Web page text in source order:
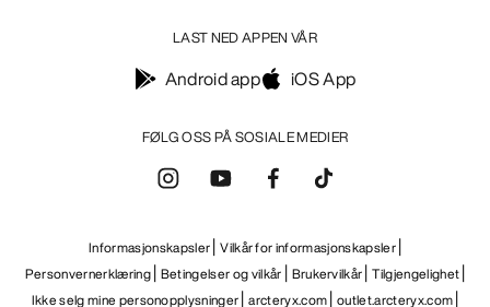
FØLG OSS PÅ SOSIALE MEDIER
LAST NED APPEN VÅR
Android app iOS App
Informasjonskapsler Vilkår for informasjonskapsler
Personvernerklæring Betingelser og vilkår Brukervilkår Tilgjengelighet
Ikke selg mine personopplysninger arcteryx.com outlet.arcteryx.com